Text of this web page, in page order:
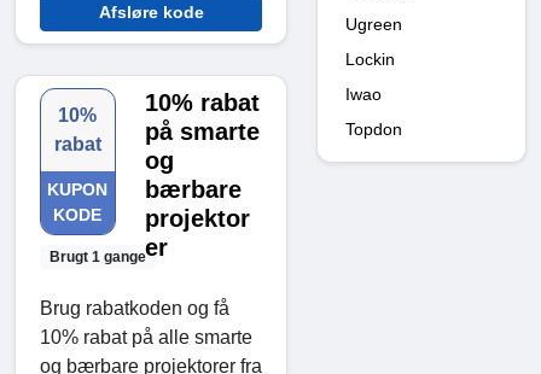
Afsløre kode
10%
rabat
KUPON
KODE
Brugt 1 gange
10% rabat
på smarte
og
bærbare
projektor
er
Brug rabatkoden og få
10% rabat på alle smarte
og bærbare projektorer fra
Ugreen
Lockin
Iwao
Topdon